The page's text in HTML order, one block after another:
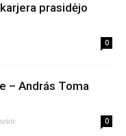
prasidėjo
0
– András Toma
0